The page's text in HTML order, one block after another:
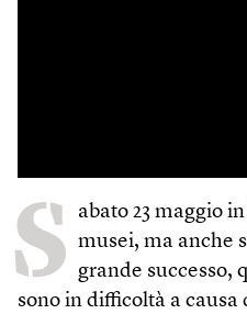
S
abato 23 maggio
musei, ma anche
grande successo,
sono in difficoltà a